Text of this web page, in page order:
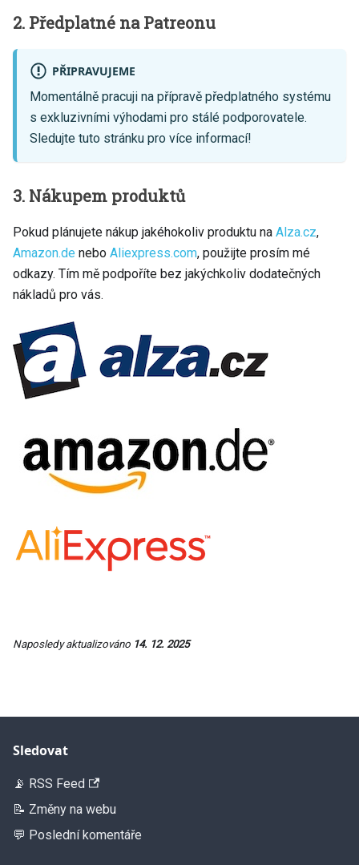
2. Předplatné na Patreonu
PŘIPRAVUJEME
Momentálně pracuji na přípravě předplatného systému
s exkluzivními výhodami pro stálé podporovatele.
Sledujte tuto stránku pro více informací!
3. Nákupem produktů
Pokud plánujete nákup jakéhokoliv produktu na Alza.cz,
Amazon.de nebo Aliexpress.com, použijte prosím mé
odkazy. Tím mě podpoříte bez jakýchkoliv dodatečných
nákladů pro vás.
Naposledy aktualizováno 14. 12. 2025
Sledovat
📡 RSS Feed
📝 Změny na webu
💬 Poslední komentáře